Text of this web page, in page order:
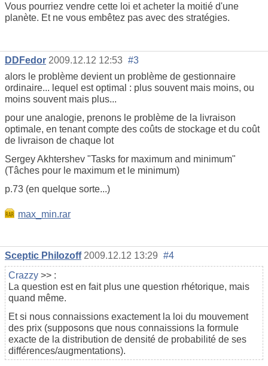
Vous pourriez vendre cette loi et acheter la moitié d'une
planète. Et ne vous embêtez pas avec des stratégies.
DDFedor 2009.12.12 12:53 #3
alors le problème devient un problème de gestionnaire
ordinaire... lequel est optimal : plus souvent mais moins, ou
moins souvent mais plus...
pour une analogie, prenons le problème de la livraison
optimale, en tenant compte des coûts de stockage et du coût
de livraison de chaque lot
Sergey Akhtershev "Tasks for maximum and minimum"
(Tâches pour le maximum et le minimum)
p.73 (en quelque sorte...)
max_min.rar
Sceptic Philozoff 2009.12.12 13:29 #4
Crazzy >> :
La question est en fait plus une question rhétorique, mais
quand même.
Et si nous connaissions exactement la loi du mouvement
des prix (supposons que nous connaissions la formule
exacte de la distribution de densité de probabilité de ses
différences/augmentations).